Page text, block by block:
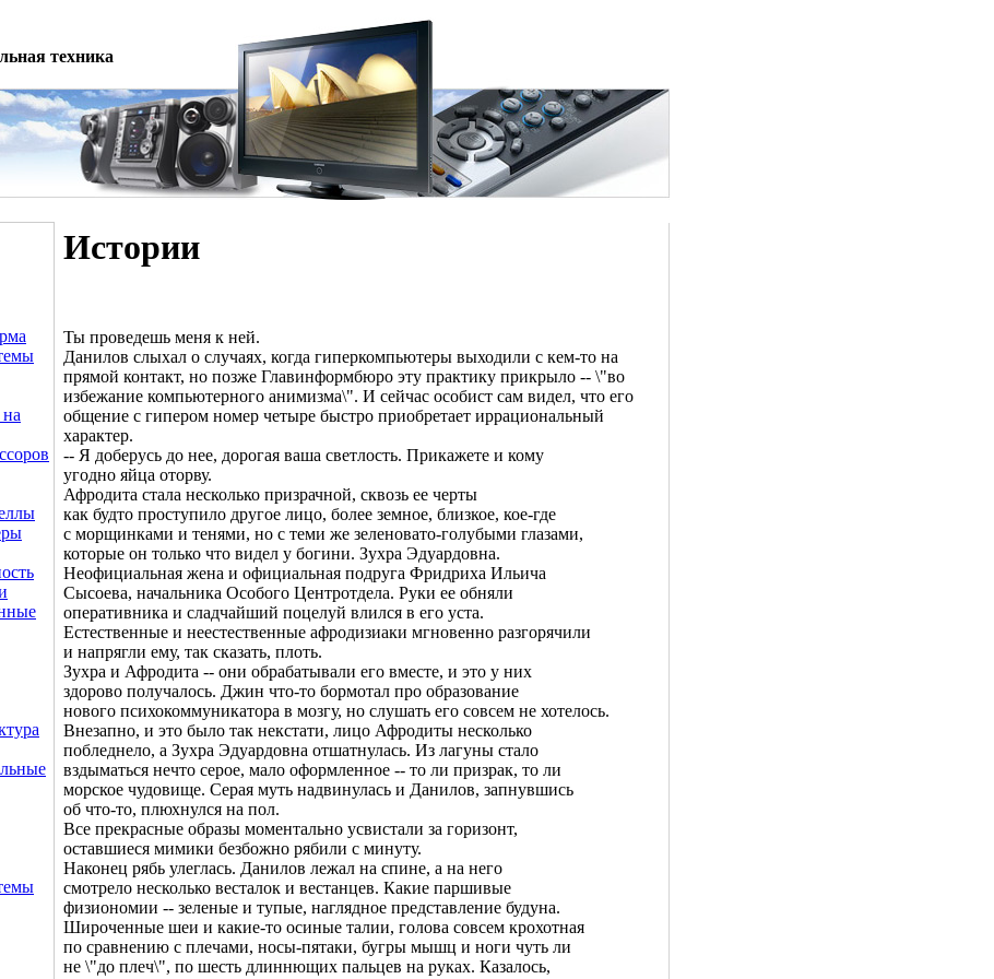
техника
Истории
Ты проведешь меня к ней.
Данилов слыхал о случаях, когда гиперкомпьютеры выходили с кем-то на
прямой контакт, но позже Главинформбюро эту практику прикрыло -- \"во
избежание компьютерного анимизма\". И сейчас особист сам видел, что его
общение с гипером номер четыре быстро приобретает иррациональный
характер.
-- Я доберусь до нее, дорогая ваша светлость. Прикажете и кому
угодно яйца оторву.
Афродита стала несколько призрачной, сквозь ее черты
как будто проступило другое лицо, более земное, близкое, кое-где
с морщинками и тенями, но с теми же зеленовато-голубыми глазами,
которые он только что видел у богини. Зухра Эдуардовна.
Неофициальная жена и официальная подруга Фридриха Ильича
Сысоева, начальника Особого Центротдела. Руки ее обняли
оперативника и сладчайший поцелуй влился в его уста.
Естественные и неестественные афродизиаки мгновенно разгорячили
и напрягли ему, так сказать, плоть.
Зухра и Афродита -- они обрабатывали его вместе, и это у них
здорово получалось. Джин что-то бормотал про образование
нового психокоммуникатора в мозгу, но слушать его совсем не хотелось.
Внезапно, и это было так некстати, лицо Афродиты несколько
побледнело, а Зухра Эдуардовна отшатнулась. Из лагуны стало
вздыматься нечто серое, мало оформленное -- то ли призрак, то ли
морское чудовище. Серая муть надвинулась и Данилов, запнувшись
об что-то, плюхнулся на пол.
Все прекрасные образы моментально усвистали за горизонт,
оставшиеся мимики безбожно рябили с минуту.
Наконец рябь улеглась. Данилов лежал на спине, а на него
смотрело несколько весталок и вестанцев. Какие паршивые
физиономии -- зеленые и тупые, наглядное представление будуна.
Широченные шеи и какие-то осиные талии, голова совсем крохотная
по сравнению с плечами, носы-пятаки, бугры мышц и ноги чуть ли
не \"до плеч\", по шесть длиннющих пальцев на руках. Казалось,